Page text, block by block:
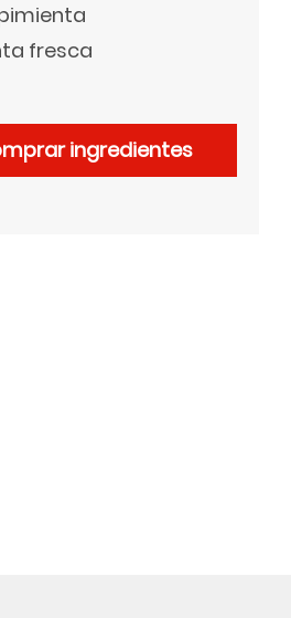
fresca
ingredientes